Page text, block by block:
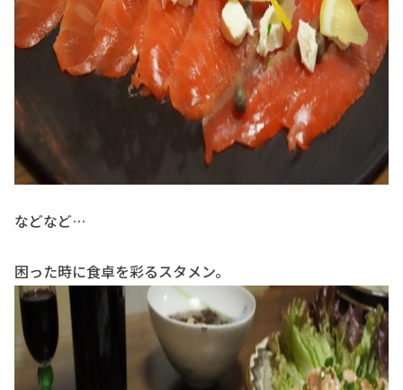
などなど…
困った時に食卓を彩るスタメン。